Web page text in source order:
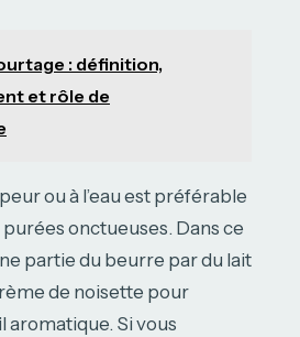
: définition,
et rôle de
ou à l’eau est préférable
onctueuses. Dans ce
partie du beurre par du lait
de noisette pour
Si vous